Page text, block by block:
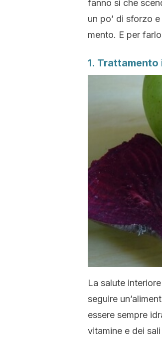
fanno sì che
un po’ di sforzo
mento. E per
1. Trattamento
La salute
seguire
essere sempre
vitamine e dei sali